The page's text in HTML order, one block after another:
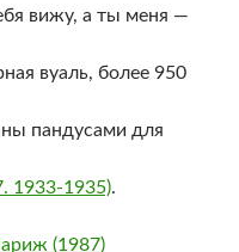
вижу, а ты меня —
вуаль, более 950
пандусами для
1933-1935).
(1987)